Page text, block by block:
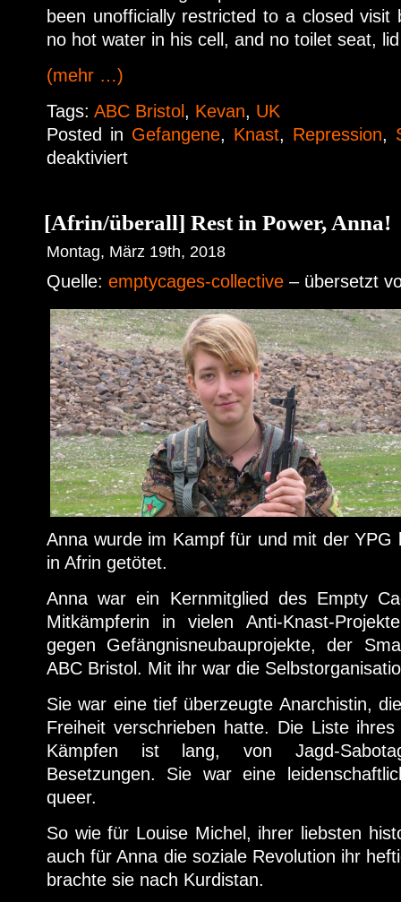
been unofficially restricted to a closed
no hot water in his cell, and no toilet seat,
(mehr …)
Tags: ABC Bristol , Kevan, UK
Posted in Gefangene, Knast, Repression,
deaktiviert
[Afrin/überall] Rest in Power, Anna!
Montag, März 19th, 2018
Quelle: emptycages-collective – übersetzt
Anna wurde im Kampf für und mit der YPG
in Afrin getötet.
Anna war ein Kernmitglied des Empty
Mitkämpferin in vielen Anti-Knast-
gegen Gefängnisneubauprojekte, der
ABC Bristol. Mit ihr war die
Sie war eine tief überzeugte Anarchistin,
Freiheit verschrieben hatte. Die Liste
Kämpfen ist lang, von Jagd-
Besetzungen. Sie war eine
queer.
So wie für Louise Michel, ihrer liebsten
auch für Anna die soziale Revolution ihr
brachte sie nach Kurdistan.